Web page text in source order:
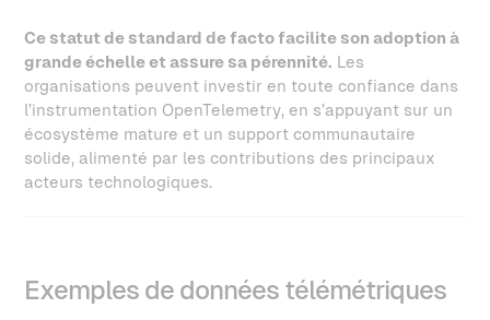
Ce statut de standard de facto facilite son adoption à
grande échelle et assure sa pérennité. Les
organisations peuvent investir en toute confiance dans
l’instrumentation OpenTelemetry, en s’appuyant sur un
écosystème mature et un support communautaire
solide, alimenté par les contributions des principaux
acteurs technologiques.
Exemples de données télémétriques